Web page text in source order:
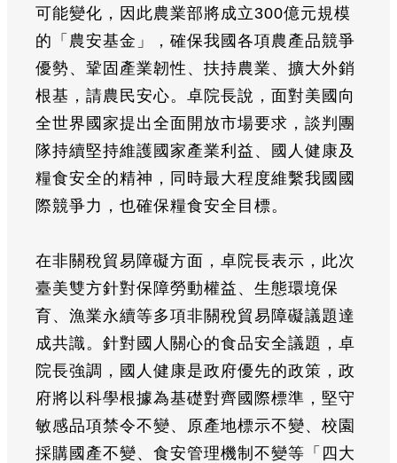
可能變化，因此農業部將成立300億元規模
的「農安基金」，確保我國各項農產品競爭
優勢、鞏固產業韌性、扶持農業、擴大外銷
根基，請農民安心。卓院長說，面對美國向
全世界國家提出全面開放市場要求，談判團
隊持續堅持維護國家產業利益、國人健康及
糧食安全的精神，同時最大程度維繫我國國
際競爭力，也確保糧食安全目標。
在非關稅貿易障礙方面，卓院長表示，此次
臺美雙方針對保障勞動權益、生態環境保
育、漁業永續等多項非關稅貿易障礙議題達
成共識。針對國人關心的食品安全議題，卓
院長強調，國人健康是政府優先的政策，政
府將以科學根據為基礎對齊國際標準，堅守
敏感品項禁令不變、原產地標示不變、校園
採購國產不變、食安管理機制不變等「四大